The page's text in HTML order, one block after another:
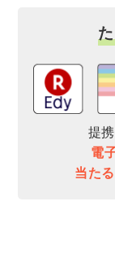
提
電
当た